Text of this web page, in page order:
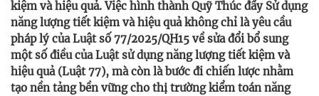
kiệm và hiệu quả. Việc hình thành Quỹ Thúc đẩy Sử dụng
năng lượng tiết kiệm và hiệu quả không chỉ là yêu cầu
pháp lý của Luật số 77/2025/QH15 về sửa đổi bổ sung
một số điều của Luật sử dụng năng lượng tiết kiệm và
hiệu quả (Luật 77), mà còn là bước đi chiến lược nhằm
tạo nền tảng bền vững cho thị trường kiểm toán năng